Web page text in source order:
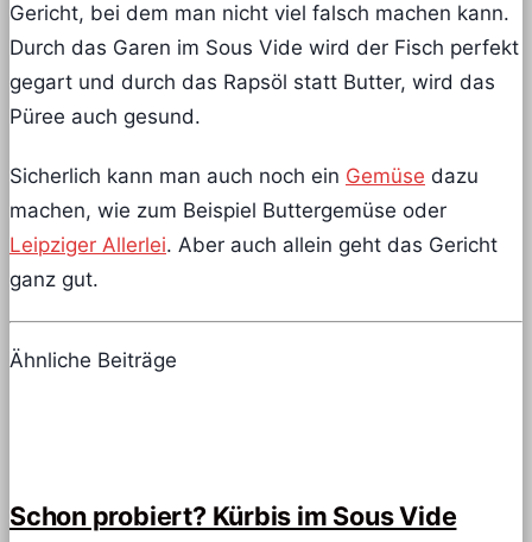
Gericht, bei dem man nicht viel falsch machen kann.
Durch das Garen im Sous Vide wird der Fisch perfekt
gegart und durch das Rapsöl statt Butter, wird das
Püree auch gesund.
Sicherlich kann man auch noch ein Gemüse dazu
machen, wie zum Beispiel Buttergemüse oder
Leipziger Allerlei. Aber auch allein geht das Gericht
ganz gut.
Ähnliche Beiträge
Schon probiert? Kürbis im Sous Vide